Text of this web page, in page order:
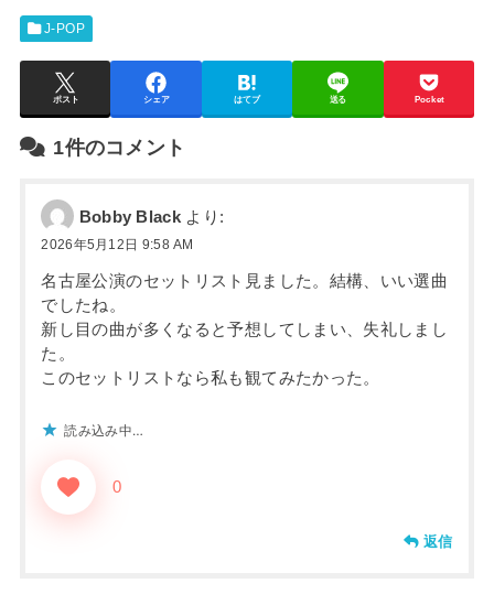
J-POP
ポスト シェア はてブ 送る Pocket
1件のコメント
Bobby Black より:
2026年5月12日 9:58 AM
名古屋公演のセットリスト見ました。結構、いい選曲
でしたね。
新し目の曲が多くなると予想してしまい、失礼しまし
た。
このセットリストなら私も観てみたかった。
読み込み中…
0
返信